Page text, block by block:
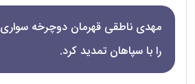
مهدی ناطقی قهرمان دوچرخه سواری
را با سپاهان تمدید کرد.